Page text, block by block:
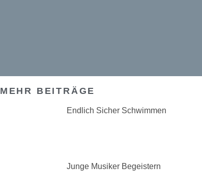
MEHR BEITRÄGE
Endlich Sicher Schwimmen
Junge Musiker Begeistern